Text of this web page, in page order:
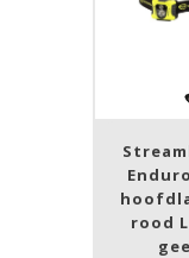
rood